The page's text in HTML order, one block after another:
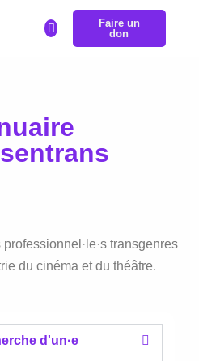
Faire un
don
transgenres
du cinéma et du théâtre.
d'un·e